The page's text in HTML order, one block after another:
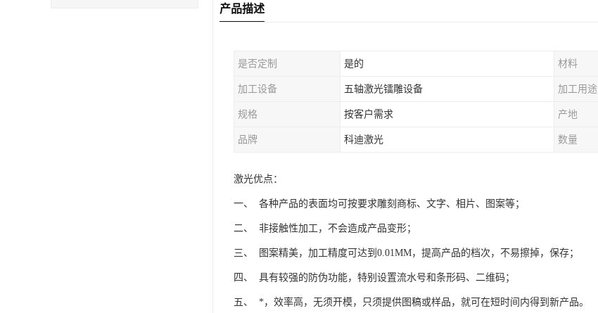
产品描述
是否定制 是的 材料
加工设备 五轴激光镭雕设备 加工用途
规格 按客户需求 产地
品牌 科迪激光 数量
激光优点：
一、 各种产品的表面均可按要求雕刻商标、文字、相片、图案等；
二、 非接触性加工，不会造成产品变形；
三、 图案精美，加工精度可达到0.01MM，提高产品的档次，不易擦掉，保存；
四、 具有较强的防伪功能，特别设置流水号和条形码、二维码；
五、 *，效率高，无须开模，只须提供图稿或样品，就可在短时间内得到新产品。